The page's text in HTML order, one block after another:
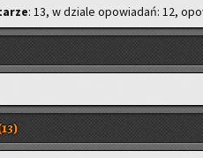
: 13, w dzia­le opo­wia­dań: 12,